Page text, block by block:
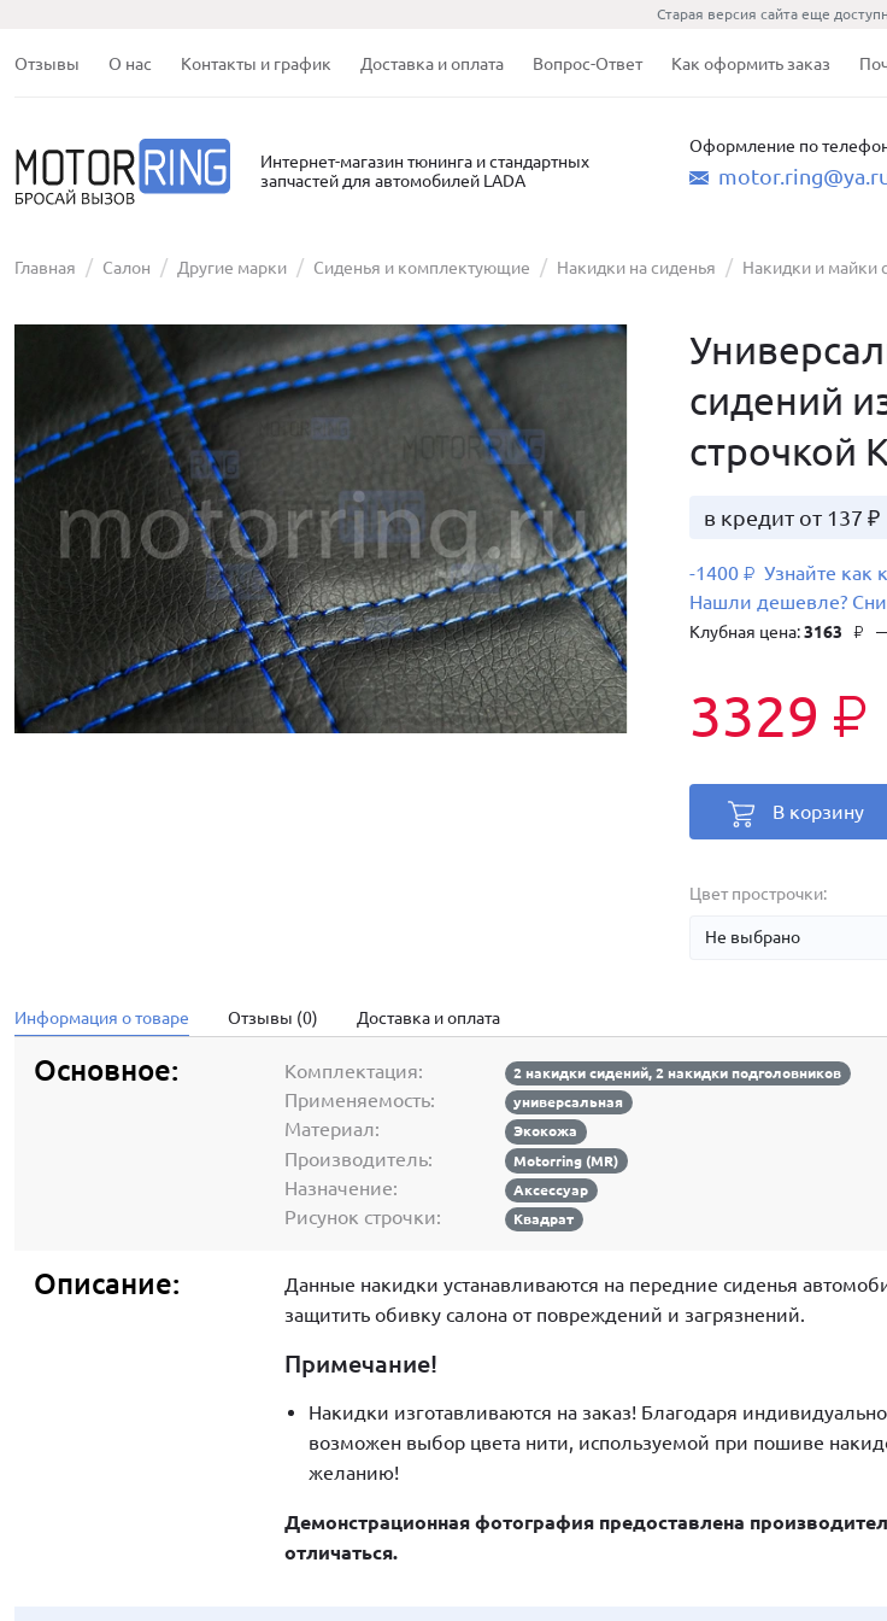
Старая версия сайта еще
Отзывы О нас Контакты и график Доставка и оплата Вопрос-Ответ Как оформить заказ
Интернет-магазин тюнинга и стандартных
запчастей для автомобилей LADA
Оформление по
Главная Салон Другие марки Сиденья и комплектующие Накидки на сиденья Накидки и майки
сидений
строчкой
в кредит от 137 ₽
-1400 ₽ Узнайте как
Нашли дешевле?
Клубная цена:3163 ₽
3329 ₽
В корзину
Цвет прострочки:
Информация о товаре Отзывы (0) Доставка и оплата
Основное: Комплектация: 2 накидки сидений, 2 накидки подголовников
Применяемость: универсальная
Материал: Экокожа
Производитель: Motorring (MR)
Назначение: Аксессуар
Рисунок строчки: Квадрат
Описание:
Данные накидки устанавливаются на передние сиденья
защитить обивку салона от повреждений и загрязнений.
Примечание!
Накидки изготавливаются на заказ! Благодаря
возможен выбор цвета нити, используемой при пошиве
желанию!
Демонстрационная фотография предоставлена
отличаться.